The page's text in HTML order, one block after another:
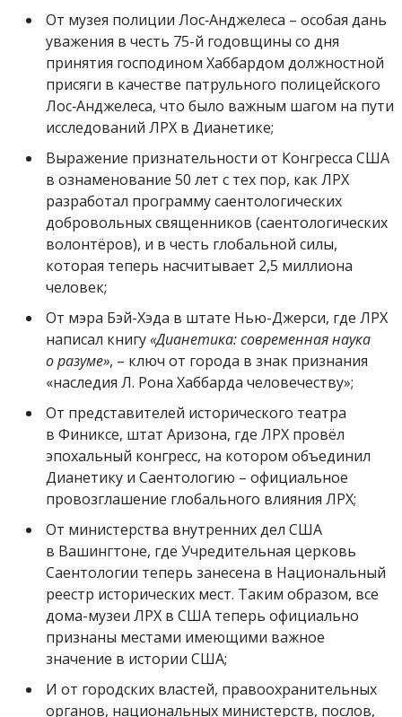
От музея полиции Лос‑Анджелеса – особая дань
уважения в честь 75-й годовщины со дня
принятия господином Хаббардом должностной
присяги в качестве патрульного полицейского
Лос‑Анджелеса, что было важным шагом на пути
исследований ЛРХ в Дианетике;
Выражение признательности от Конгресса США
в ознаменование 50 лет с тех пор, как ЛРХ
разработал программу саентологических
добровольных священников (саентологических
волонтёров), и в честь глобальной силы,
которая теперь насчитывает 2,5 миллиона
человек;
От мэра Бэй-Хэда в штате Нью-Джерси, где ЛРХ
написал книгу«Дианетика: современная наука
о разуме», – ключ от города в знак признания
«наследия Л. Рона Хаббарда человечеству»;
От представителей исторического театра
в Финиксе, штат Аризона, где ЛРХ провёл
эпохальный конгресс, на котором объединил
Дианетику и Саентологию – официальное
провозглашение глобального влияния ЛРХ;
От министерства внутренних дел США
в Вашингтоне, где Учредительная церковь
Саентологии теперь занесена в Национальный
реестр исторических мест. Таким образом, все
дома-музеи ЛРХ в США теперь официально
признаны местами имеющими важное
значение в истории США;
И от городских властей, правоохранительных
органов, национальных министерств, послов,